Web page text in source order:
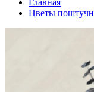
Главная
Цветы